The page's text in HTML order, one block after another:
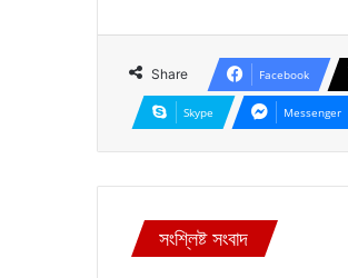
Share Facebook
Skype Messenger
সংশ্লিষ্ট সংবাদ